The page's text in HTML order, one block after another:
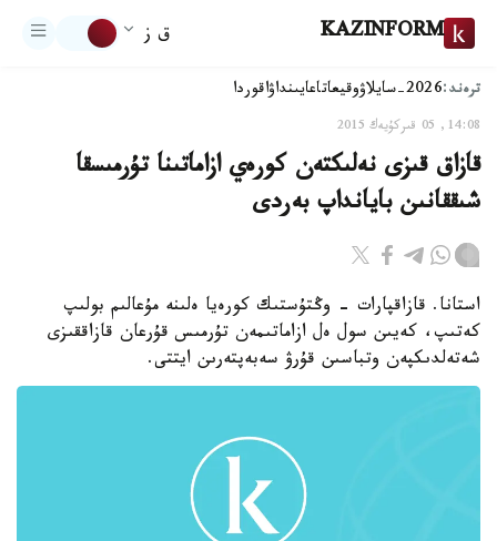
KAZINFORM ق ز
ترەند:2026-سايلاۋ وقيعاتاعايىنداۋاقوردا
14:08, 05 قىركۇيەك 2015
قازاق قىزى نەلىكتەن كورەي ازاماتىنا تۇرمىسقا
شىققانىن بايانداپ بەردى
استانا. قازاقپارات - وڭتۇستىك كورەيا ەلىنە مۇعالىم بولىپ
كەتىپ، كەيىن سول ەل ازاماتىمەن تۇرمىس قۇرعان قازاققىزى
شەتەلدىكپەن وتباسىن قۇرۋ سەبەپتەرىن ايتتى.